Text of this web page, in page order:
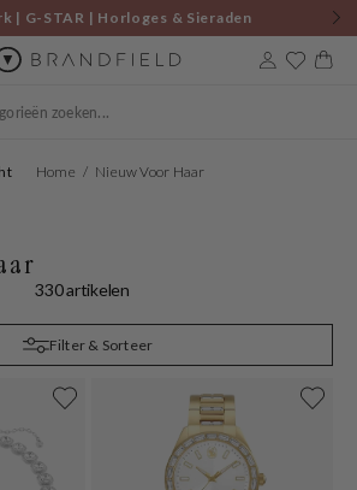
| G-STAR | Horloges & Sieraden
Cart
Home Nieuw Voor Haar
330 artikelen
Filter & Sorteer